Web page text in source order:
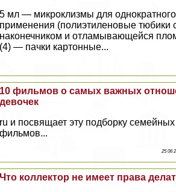
5 мл — микроклизмы для однократного
применения (полиэтиленовые тюбики
наконечником и отламывающейся
(4) — пачки картонные...
10 фильмов о самых важных
девочек
ru и посвящает эту подборку семейных
фильмов...
25 06
Что коллектор не имеет права